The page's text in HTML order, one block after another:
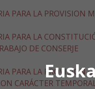
PARA LA PROVISION
PARA LA
DE CONSERJE
PARA LA PROVISIÓN
CARÁCTER